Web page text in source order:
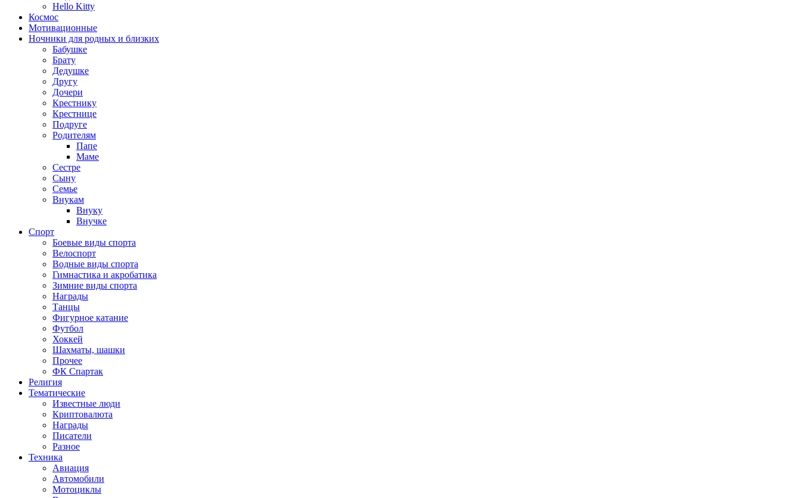
Hello Kitty
Космос
Мотивационные
Ночники для родных и близких
Бабушке
Брату
Дедушке
Другу
Дочери
Крестнику
Крестнице
Подруге
Родителям
Папе
Маме
Сестре
Сыну
Семье
Внукам
Внуку
Внучке
Спорт
Боевые виды спорта
Велоспорт
Водные виды спорта
Гимнастика и акробатика
Зимние виды спорта
Награды
Танцы
Фигурное катание
Футбол
Хоккей
Шахматы, шашки
Прочее
ФК Спартак
Религия
Тематические
Известные люди
Криптовалюта
Награды
Писатели
Разное
Техника
Авиация
Автомобили
Мотоциклы